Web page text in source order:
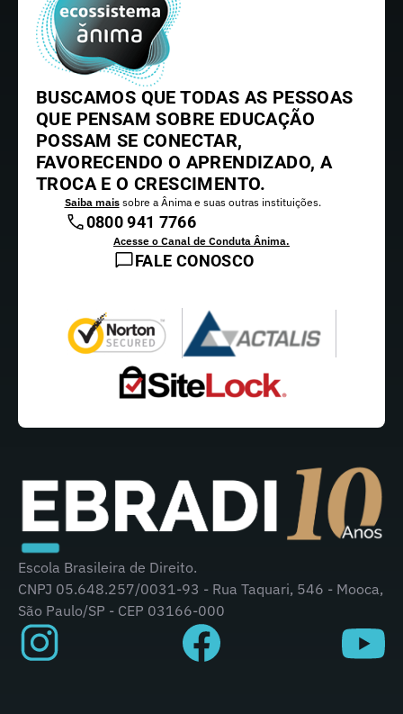
BUSCAMOS QUE TODAS AS PESSOAS
QUE PENSAM SOBRE EDUCAÇÃO
POSSAM SE CONECTAR,
FAVORECENDO O APRENDIZADO, A
TROCA E O CRESCIMENTO.
Saiba maissobre a Ânima e suas outras instituições.
0800 941 7766
Acesse o Canal de Conduta Ânima.
FALE CONOSCO
Escola Brasileira de Direito.
CNPJ 05.648.257/0031-93 - Rua Taquari, 546 - Mooca,
São Paulo/SP - CEP 03166-000